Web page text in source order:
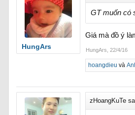
HungArs
GT muốn có
Giá mà đồ ý
HungArs 22/4/16
hoangdieu và
zHoangKuTe